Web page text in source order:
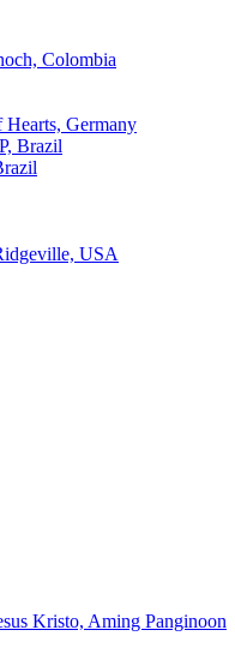
Colombia
Hearts, Germany
Brazil
USA
Kristo, Aming Panginoon